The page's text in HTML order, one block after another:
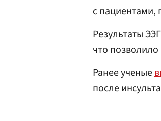
с
Результаты
что
Ранее ученые
после